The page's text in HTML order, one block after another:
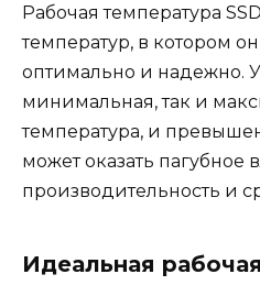
Рабочая температура
температур, в котором
оптимально и надежно. У
минимальная, так и
температура, и
может оказать пагубное
производительность и
Идеальная